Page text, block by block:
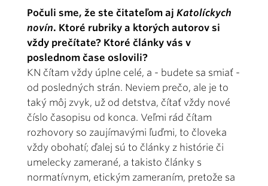
Počuli sme, že ste čitateľom aj Katolíckych
novín. Ktoré rubriky a ktorých autorov si
vždy prečítate? Ktoré články vás v
poslednom čase oslovili?
KN čítam vždy úplne celé, a - budete sa smiať -
od posledných strán. Neviem prečo, ale je to
taký môj zvyk, už od detstva, čítať vždy nové
číslo časopisu od konca. Veľmi rád čítam
rozhovory so zaujímavými ľuďmi, to človeka
vždy obohatí; ďalej sú to články z histórie či
umelecky zamerané, a takisto články s
normatívnym, etickým zameraním, pretože sa